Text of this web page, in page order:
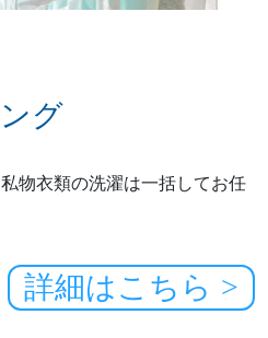
グ
物衣類の洗濯は一括してお任
詳細はこちら